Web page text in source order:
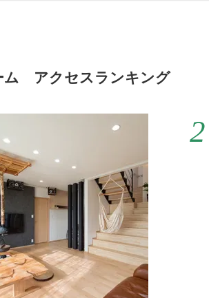
ム アクセスランキング